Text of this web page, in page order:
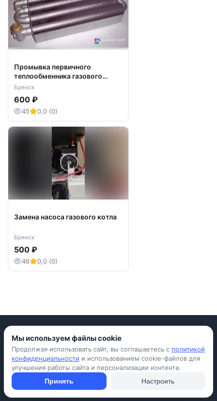
Промывка первичного
теплообменника газового
котла
Брянск
600 ₽
45 0,0 (0)
Замена насоса газового котла
Брянск
500 ₽
46 0,0 (0)
Приложение для iPhone
© Avada Shop, 2026
Конфиденциальность
Подать объявление бесплатно
ОбъявленияВопросы и ответы
Мы используем файлы cookie
Продолжая использовать сайт, вы соглашаетесь с политикой
конфиденциальности и использованием cookie-файлов для
улучшения работы сайта и персонализации контента.
Принять
Настроить